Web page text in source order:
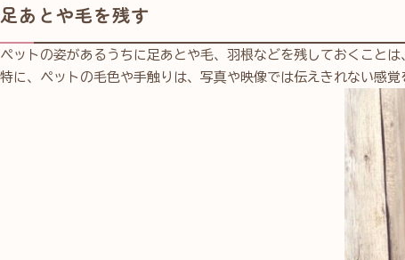
足あとや毛を残す
ペットの姿があるうちに足あとや毛、羽根などを残しておくことは
特に、ペットの毛色や手触りは、写真や映像では伝えきれない感